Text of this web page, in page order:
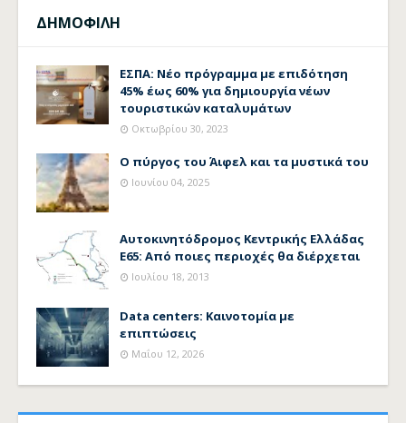
ΔΗΜΟΦΙΛΗ
ΕΣΠΑ: Νέο πρόγραμμα με επιδότηση
45% έως 60% για δημιουργία νέων
τουριστικών καταλυμάτων
Οκτωβρίου 30, 2023
Ο πύργος του Άιφελ και τα μυστικά του
Ιουνίου 04, 2025
Αυτοκινητόδρομος Κεντρικής Ελλάδας
Ε65: Από ποιες περιοχές θα διέρχεται
Ιουλίου 18, 2013
Data centers: Καινοτομία με
επιπτώσεις
Μαΐου 12, 2026